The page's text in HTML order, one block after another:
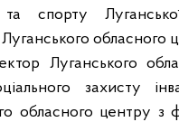
та спорту
обласного
Луганського
захисту
обласного центру з